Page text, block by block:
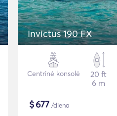
Invictus 190 FX
Centrinė konsolė
20 ft
6 m
$677 /diena